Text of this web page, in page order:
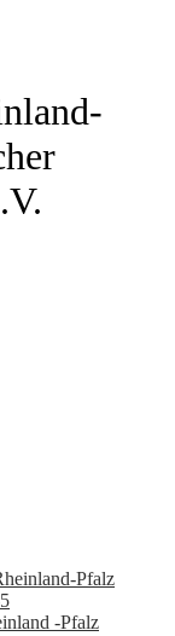
Pfalz
-Pfalz